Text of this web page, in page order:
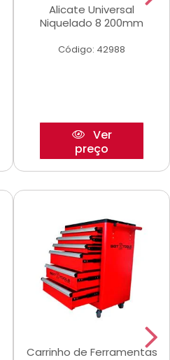
Alicate Universal
Niquelado 8 200mm
Código: 42988
Ver
preço
Carrinho de Ferramentas